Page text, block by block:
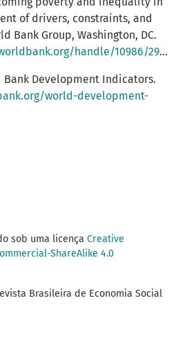
of drivers, constraints, and
Bank Group, Washington, DC.
handle/10986/29614
Bank Development Indicators.
world-development-
sob uma licença Creative
ShareAlike 4.0
Brasileira de Economia Social